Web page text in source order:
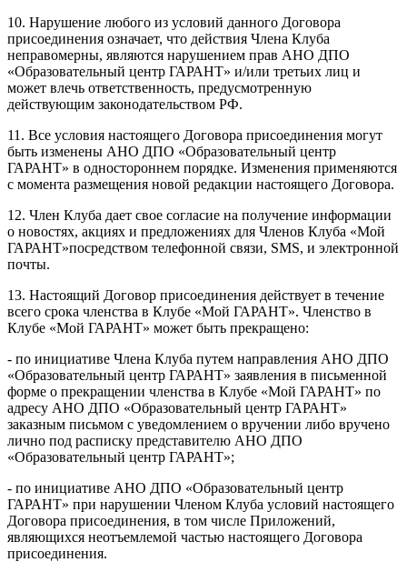
10. Нарушение любого из условий данного Договора
присоединения означает, что действия Члена Клуба
неправомерны, являются нарушением прав АНО ДПО
«Образовательный центр ГАРАНТ» и/или третьих лиц и
может влечь ответственность, предусмотренную
действующим законодательством РФ.
11. Все условия настоящего Договора присоединения могут
быть изменены АНО ДПО «Образовательный центр
ГАРАНТ» в одностороннем порядке. Изменения применяются
с момента размещения новой редакции настоящего Договора.
12. Член Клуба дает свое согласие на получение информации
о новостях, акциях и предложениях для Членов Клуба «Мой
ГАРАНТ»посредством телефонной связи, SMS, и электронной
почты.
13. Настоящий Договор присоединения действует в течение
всего срока членства в Клубе «Мой ГАРАНТ». Членство в
Клубе «Мой ГАРАНТ» может быть прекращено:
- по инициативе Члена Клуба путем направления АНО ДПО
«Образовательный центр ГАРАНТ» заявления в письменной
форме о прекращении членства в Клубе «Мой ГАРАНТ» по
адресу АНО ДПО «Образовательный центр ГАРАНТ»
заказным письмом с уведомлением о вручении либо вручено
лично под расписку представителю АНО ДПО
«Образовательный центр ГАРАНТ»;
- по инициативе АНО ДПО «Образовательный центр
ГАРАНТ» при нарушении Членом Клуба условий настоящего
Договора присоединения, в том числе Приложений,
являющихся неотъемлемой частью настоящего Договора
присоединения.